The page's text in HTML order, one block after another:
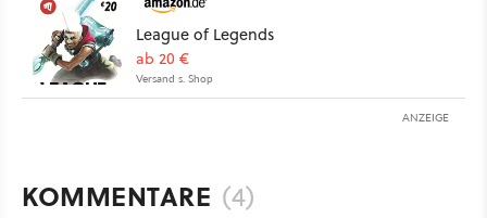
League of Legends
ab 20 €
Versand s. Shop
ANZEIGE
KOMMENTARE (4)